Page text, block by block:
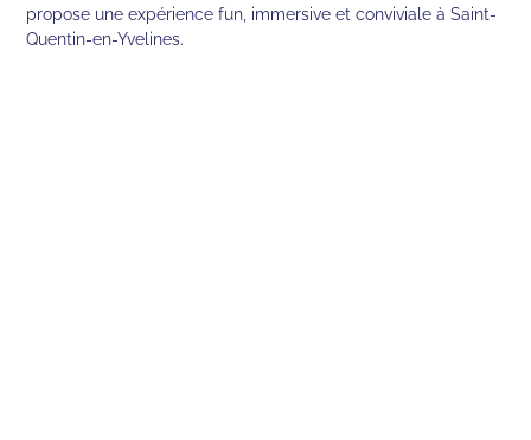
propose une expérience fun, immersive et conviviale à Saint-
Quentin-en-Yvelines.